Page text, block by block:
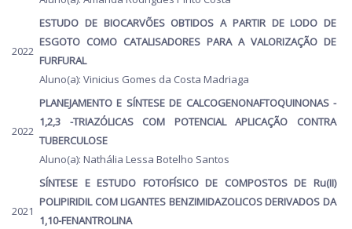
2022
ESTUDO DE BIOCARVÕES OBTIDOS A PARTIR DE LODO DE
ESGOTO COMO CATALISADORES PARA A VALORIZAÇÃO DE
FURFURAL
Aluno(a): Vinicius Gomes da Costa Madriaga
2022
PLANEJAMENTO E SÍNTESE DE CALCOGENONAFTOQUINONAS -
1,2,3 -TRIAZÓLICAS COM POTENCIAL APLICAÇÃO CONTRA
TUBERCULOSE
Aluno(a): Nathália Lessa Botelho Santos
2021
SÍNTESE E ESTUDO FOTOFÍSICO DE COMPOSTOS DE Ru(II)
POLIPIRIDIL COM LIGANTES BENZIMIDAZOLICOS DERIVADOS DA
1,10-FENANTROLINA